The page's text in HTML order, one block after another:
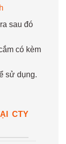
sau đó
có kèm
sử dụng.
CTY